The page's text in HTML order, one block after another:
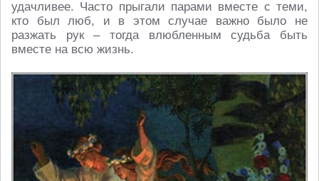
удачливее. Часто прыгали парами вместе с теми,
кто был люб, и в этом случае важно было не
разжать рук – тогда влюбленным судьба быть
вместе на всю жизнь.